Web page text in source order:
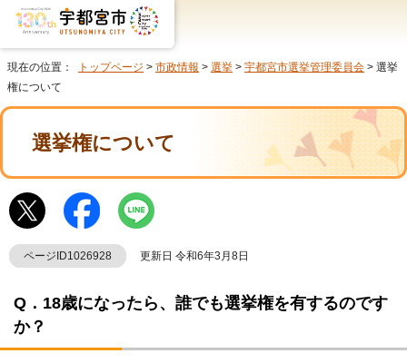
現在の位置： トップページ > 市政情報 > 選挙 > 宇都宮市選挙管理委員会 > 選挙
権について
選挙権について
ページID1026928 更新日 令和6年3月8日
Q．18歳になったら、誰でも選挙権を有するのです
か？